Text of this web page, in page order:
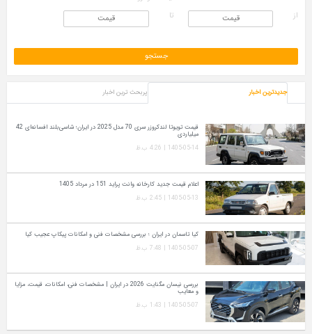
از
تا
جدیدترین اخبار پربحث ترین اخبار
قیمت تویوتا لندکروزر سری 70 مدل 2025 در ایران؛ شاسی‌بلند افسانه‌ای 42
میلیاردی
1405-05-14 | 4:26 ب.ظ
اعلام قیمت جدید کارخانه وانت پراید 151 در مرداد 1405
1405-05-13 | 2:45 ب.ظ
کیا تاسمان در ایران ؛ بررسی مشخصات فنی و امکانات پیکاپ عجیب کیا
1405-05-07 | 7:48 ب.ظ
بررسی نیسان مگنایت 2026 در ایران | مشخصات فنی، امکانات، قیمت، مزایا
و معایب
1405-05-07 | 1:43 ب.ظ